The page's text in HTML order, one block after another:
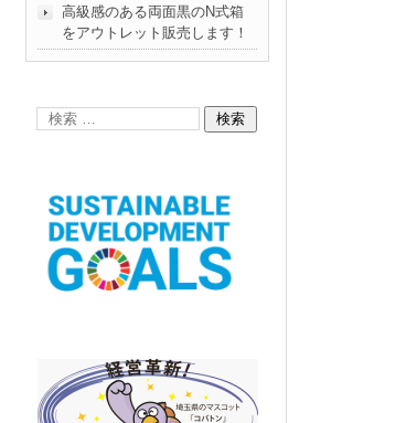
高級感のある両面黒のN式箱
をアウトレット販売します！